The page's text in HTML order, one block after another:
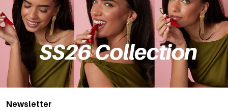
Newsletter